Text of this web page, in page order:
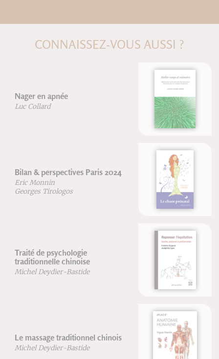
CONNAISSEZ-VOUS AUSSI ?
Atelier corps et mémoire
Le chant prénatal
Frédéric Brigaud
Joséphine Lyon
Atlas de Anatomía Humana
Vigué-Martin